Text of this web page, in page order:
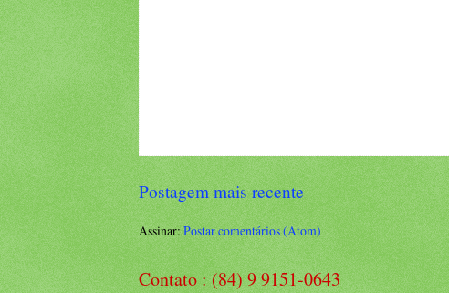
Postagem mais recente
Assinar:Postar comentários (Atom)
Contato : (84) 9 9151-0643